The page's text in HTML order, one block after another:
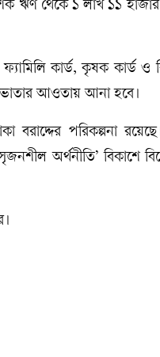
ঋণ থেকে ১ লাখ ১১ হাজার
কার্ড, কৃষক কার্ড ও
ভাতার আওতায় আনা হবে।
পরিকল্পনা
‘সৃজনশীল অর্থনীতি’ বিকাশে